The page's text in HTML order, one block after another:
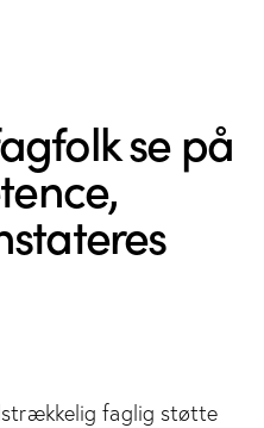
se på
faglig støtte